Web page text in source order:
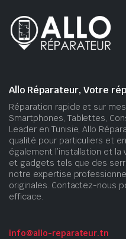
Allo Réparateur, Votre
Réparation rapide et sur
Smartphones, Tablettes,
Leader en Tunisie, Allo
qualité pour particuliers et
également l’installation et
et gadgets tels que des
notre expertise
originales. Contactez-nous
efficace.
info@allo-reparateur.tn